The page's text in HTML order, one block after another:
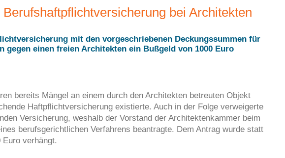
bei Architekten
mit den vorgeschriebenen Deckungssummen für
gegen einen freien Architekten ein Bußgeld von 1000 Euro
bereits Mängel an einem durch den Architekten betreuten Objekt
Haftpflichtversicherung existierte. Auch in der Folge verweigerte
Versicherung, weshalb der Vorstand der Architektenkammer beim
berufsgerichtlichen Verfahrens beantragte. Dem Antrag wurde statt
Euro verhängt.